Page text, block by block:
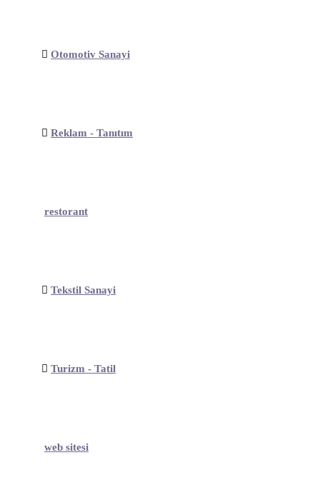
Otomotiv Sanayi
Reklam - Tanıtım
restorant
Tekstil Sanayi
Turizm - Tatil
web sitesi